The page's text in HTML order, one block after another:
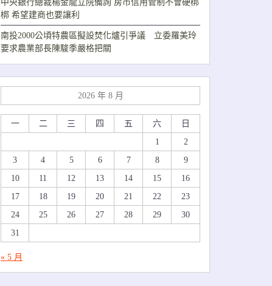
中央銀行總裁楊金龍立院備詢 房市信用管制不會硬梆
梆 希望建商也要讓利
南投2000公頃特農區擬設焚化爐引爭議 立委羅美玲
要求農業部長陳駿季嚴格把關
2026 年 8 月
一 二 三 四 五 六
日
1
2
3
4 5 6 7 8
9
10
11 12 13 14 15
16
17
18 19 20 21 22
23
24
25 26 27 28 29
30
31
« 5 月